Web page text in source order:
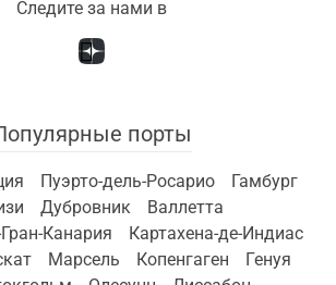
Следите за нами в
порты
Пуэрто-дель-Росарио
Гамбург
Дубровник
Валлетта
Канария
Картахена-де-Индиас
Марсель Копенгаген
Генуя